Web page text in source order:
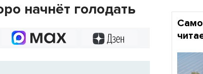
начнёт голодать